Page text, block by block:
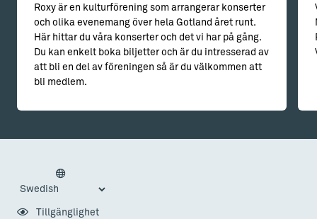
Roxy är en kulturförening som arrangerar konserter
och olika evenemang över hela Gotland året runt.
Här hittar du våra konserter och det vi har på gång.
Du kan enkelt boka biljetter och är du intresserad av
att bli en del av föreningen så är du välkommen att
bli medlem.
Tillgänglighet